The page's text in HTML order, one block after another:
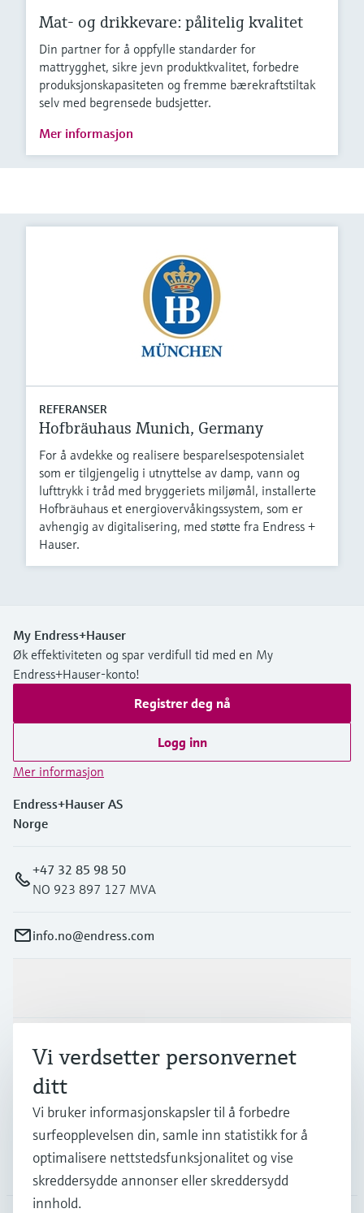
Mat- og drikkevare: pålitelig kvalitet
Din partner for å oppfylle standarder for
mattrygghet, sikre jevn produktkvalitet, forbedre
produksjonskapasiteten og fremme bærekraftstiltak
selv med begrensede budsjetter.
Mer informasjon
REFERANSER
Hofbräuhaus Munich, Germany
For å avdekke og realisere besparelsespotensialet
som er tilgjengelig i utnyttelse av damp, vann og
lufttrykk i tråd med bryggeriets miljømål, installerte
Hofbräuhaus et energiovervåkingssystem, som er
avhengig av digitalisering, med støtte fra Endress +
Hauser.
My Endress+Hauser
Øk effektiviteten og spar verdifull tid med en My
Endress+Hauser-konto!
Registrer deg nå
Logg inn
Mer informasjon
Endress+Hauser AS
Norge
+47 32 85 98 50
NO 923 897 127 MVA
info.no@endress.com
Industrier
Kundestøtte
Selskapet
Vi verdsetter personvernet
ditt
Vi bruker informasjonskapsler til å forbedre
surfeopplevelsen din, samle inn statistikk for å
optimalisere nettstedsfunksjonalitet og vise
skreddersydde annonser eller skreddersydd
innhold.